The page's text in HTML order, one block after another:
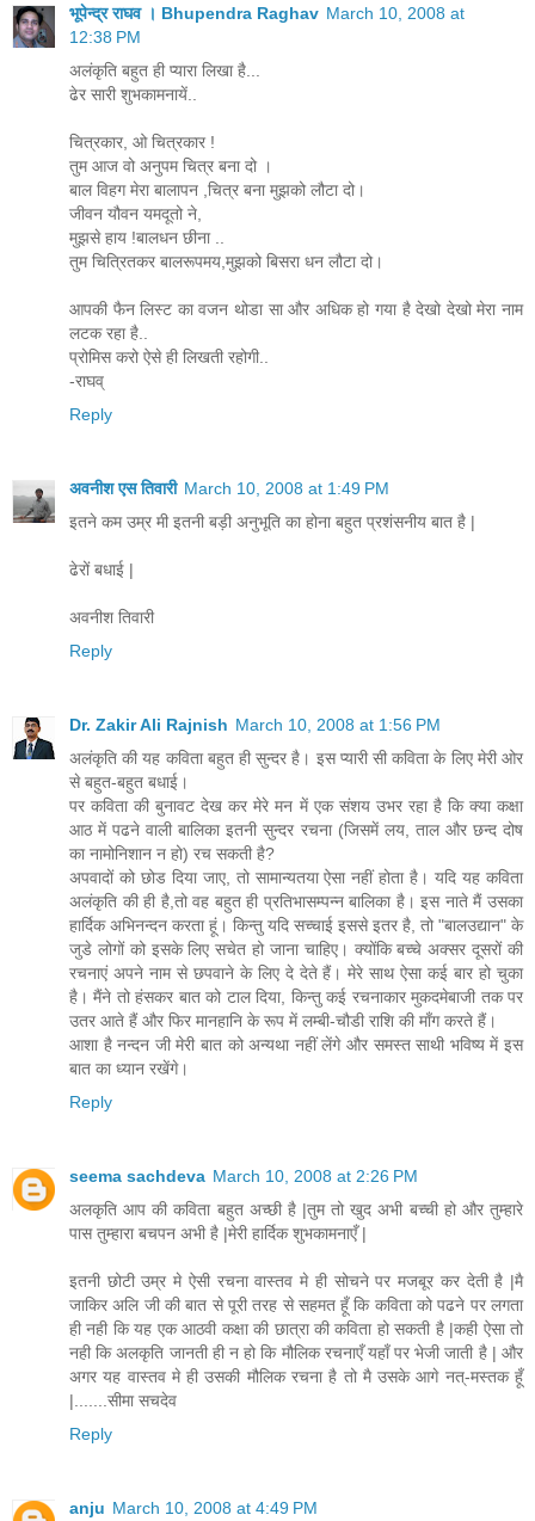
भूपेन्द्र राघव । Bhupendra Raghav March 10, 2008 at
12:38 PM
अलंकृति बहुत ही प्यारा लिखा है...
ढेर सारी शुभकामनायें..
चित्रकार, ओ चित्रकार !
तुम आज वो अनुपम चित्र बना दो ।
बाल विहग मेरा बालापन ,चित्र बना मुझको लौटा दो।
जीवन यौवन यमदूतो ने,
मुझसे हाय !बालधन छीना ..
तुम चित्रितकर बालरूपमय,मुझको बिसरा धन लौटा दो।
आपकी फैन लिस्ट का वजन थोडा सा और अधिक हो गया है देखो देखो मेरा नाम
लटक रहा है..
प्रोमिस करो ऐसे ही लिखती रहोगी..
-राघव्
Reply
अवनीश एस तिवारी March 10, 2008 at 1:49 PM
इतने कम उम्र मी इतनी बड़ी अनुभूति का होना बहुत प्रशंसनीय बात है |
ढेरों बधाई |
अवनीश तिवारी
Reply
Dr. Zakir Ali Rajnish March 10, 2008 at 1:56 PM
अलंकृति की यह कविता बहुत ही सुन्दर है। इस प्यारी सी कविता के लिए मेरी ओर
से बहुत-बहुत बधाई।
पर कविता की बुनावट देख कर मेरे मन में एक संशय उभर रहा है कि क्या कक्षा
आठ में पढने वाली बालिका इतनी सुन्दर रचना (जिसमें लय, ताल और छन्द दोष
का नामोनिशान न हो) रच सकती है?
अपवादों को छोड दिया जाए, तो सामान्यतया ऐसा नहीं होता है। यदि यह कविता
अलंकृति की ही है,तो वह बहुत ही प्रतिभासम्पन्न बालिका है। इस नाते मैं उसका
हार्दिक अभिनन्दन करता हूं। किन्तु यदि सच्चाई इससे इतर है, तो "बालउद्यान" के
जुडे लोगों को इसके लिए सचेत हो जाना चाहिए। क्योंकि बच्चे अक्सर दूसरों की
रचनाएं अपने नाम से छपवाने के लिए दे देते हैं। मेरे साथ ऐसा कई बार हो चुका
है। मैंने तो हंसकर बात को टाल दिया, किन्तु कई रचनाकार मुकदमेबाजी तक पर
उतर आते हैं और फिर मानहानि के रूप में लम्बी-चौडी राशि की माँग करते हैं।
आशा है नन्दन जी मेरी बात को अन्यथा नहीं लेंगे और समस्त साथी भविष्य में इस
बात का ध्यान रखेंगे।
Reply
seema sachdeva March 10, 2008 at 2:26 PM
अलकृति आप की कविता बहुत अच्छी है |तुम तो खुद अभी बच्ची हो और तुम्हारे
पास तुम्हारा बचपन अभी है |मेरी हार्दिक शुभकामनाएँ |
इतनी छोटी उम्र मे ऐसी रचना वास्तव मे ही सोचने पर मजबूर कर देती है |मै
जाकिर अलि जी की बात से पूरी तरह से सहमत हूँ कि कविता को पढने पर लगता
ही नही कि यह एक आठवी कक्षा की छात्रा की कविता हो सकती है |कही ऐसा तो
नही कि अलकृति जानती ही न हो कि मौलिक रचनाएँ यहाँ पर भेजी जाती है | और
अगर यह वास्तव मे ही उसकी मौलिक रचना है तो मै उसके आगे नत्-मस्तक हूँ
|.......सीमा सचदेव
Reply
anju March 10, 2008 at 4:49 PM